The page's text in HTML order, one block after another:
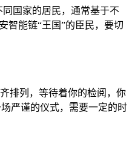
国家的居民，通常基于不
智能链“王国”的臣民，要切
排列，等待着你的检阅，你
严谨的仪式，需要一定的时